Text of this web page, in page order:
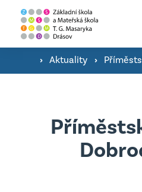
Základní škola
O škole a fotografie ›
Školní poradenské
Mateřská škola
Třídy ›
› Aktuality ›